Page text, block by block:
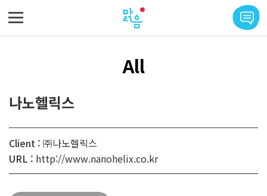
All
나노헬릭스
Client : ㈜나노헬릭스
URL : http://www.nanohelix.co.kr